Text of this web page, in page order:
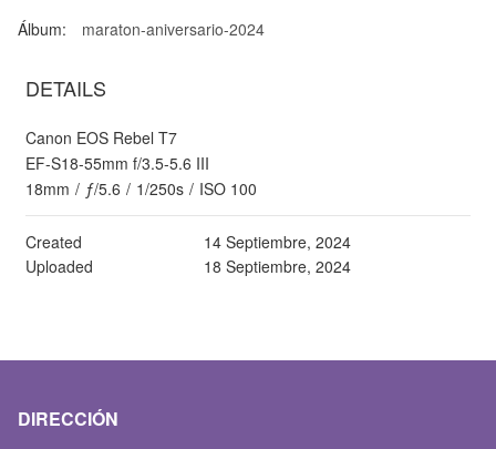
Álbum: maraton-aniversario-2024
DETAILS
Canon EOS Rebel T7
EF-S18-55mm f/3.5-5.6 III
18mm / ƒ/5.6 / 1/250s / ISO 100
Created
14 Septiembre, 2024
Uploaded
18 Septiembre, 2024
DIRECCIÓN